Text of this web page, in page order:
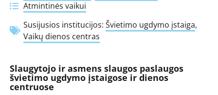
Atmintinės vaikui
Susijusios institucijos: Švietimo ugdymo įstaiga,
Vaikų dienos centras
Slaugytojo ir asmens slaugos paslaugos
švietimo ugdymo įstaigose ir dienos
centruose